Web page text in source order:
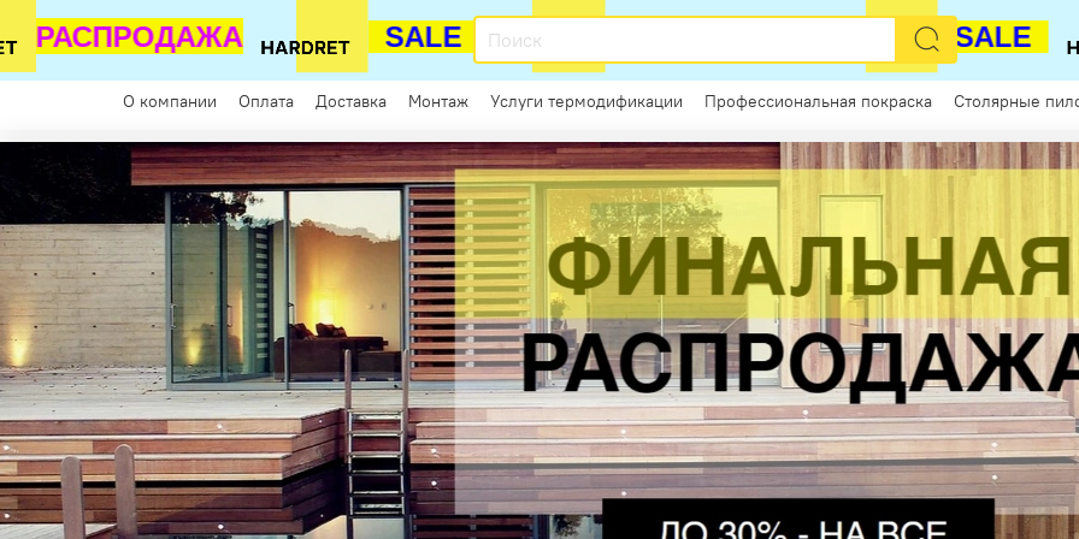
Каталог
О компании Оплата Доставка Монтаж Услуги термодификации Профессиональная покраска Столярные
РАСПРОДАЖА SALE SALE